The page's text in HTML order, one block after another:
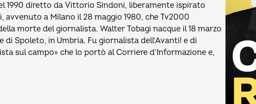
1990 diretto da Vittorio Sindoni, liberamente ispirato
avvenuto a Milano il 28 maggio 1980, che Tv2000
morte del giornalista. Walter Tobagi nacque il 18 marzo
di Spoleto, in Umbria. Fu giornalista dell’Avanti! e di
sul campo» che lo portò al Corriere d’Informazione e,